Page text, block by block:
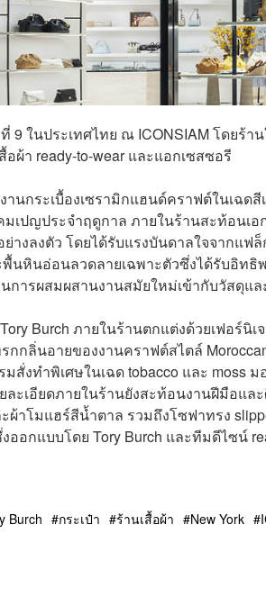
9 ในประเทศไทย ณ ICONSIAM โดยร้
อผ้า ready-to-wear และแอกเซสซอรี
านกระเบื้องเซรามิกแฮนด์คราฟต์ในเฉ
มเปญประจำฤดูกาล ภายในร้านสะท้อน
างลงตัว โดยได้รับแรงบันดาลใจจากแฟ
นหินอ่อนลวดลายเฉพาะตัวซึ่งได้รับอิทธิ
การผสมผสานงานสมัยใหม่เข้ากับวัสดุแ
Burch ภายในร้านตกแต่งด้วยเฟอร์
กลิ่นอายของงานคราฟต์สไตล์
สั่งทำพิเศษในเฉด tobacco และ moss
ะเอียดภายในร้านยังสะท้อนงานฝีมือแล
ผ้าโมแฮร์สีน้ำตาล รวมถึงโซฟาทรง
ออกแบบโดย Tory Burch และทีมดีไซน์
Burch กระเป๋า ร้านเสื้อผ้า New York